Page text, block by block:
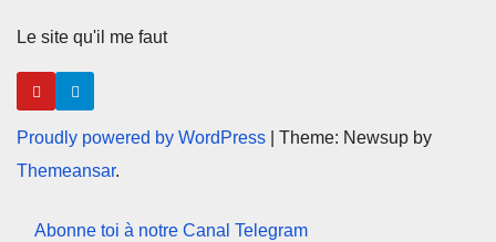
Le site qu'il me faut
Proudly powered by WordPress
Theme: Newsup by
Themeansar.
Abonne toi à notre Canal Telegram